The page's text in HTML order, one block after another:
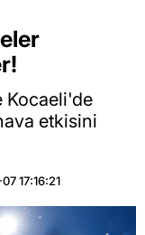
Kocaeli'de
etkisini
17:16:21